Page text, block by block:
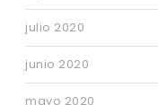
julio 2020
junio 2020
mayo 2020